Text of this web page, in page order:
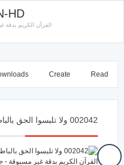
HD
القرآن الكريم بدقة
Create Read
002042 ولا تلبسوا الحق بالباطل وتكتموا الحق وأنتم تعلمون